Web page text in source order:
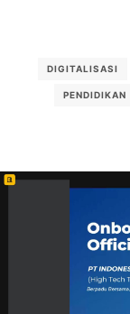
DIGITALISASI
PENDIDIKAN